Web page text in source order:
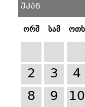
უკან
ორშ სამ ოთხ
2
3 4
8
9 10